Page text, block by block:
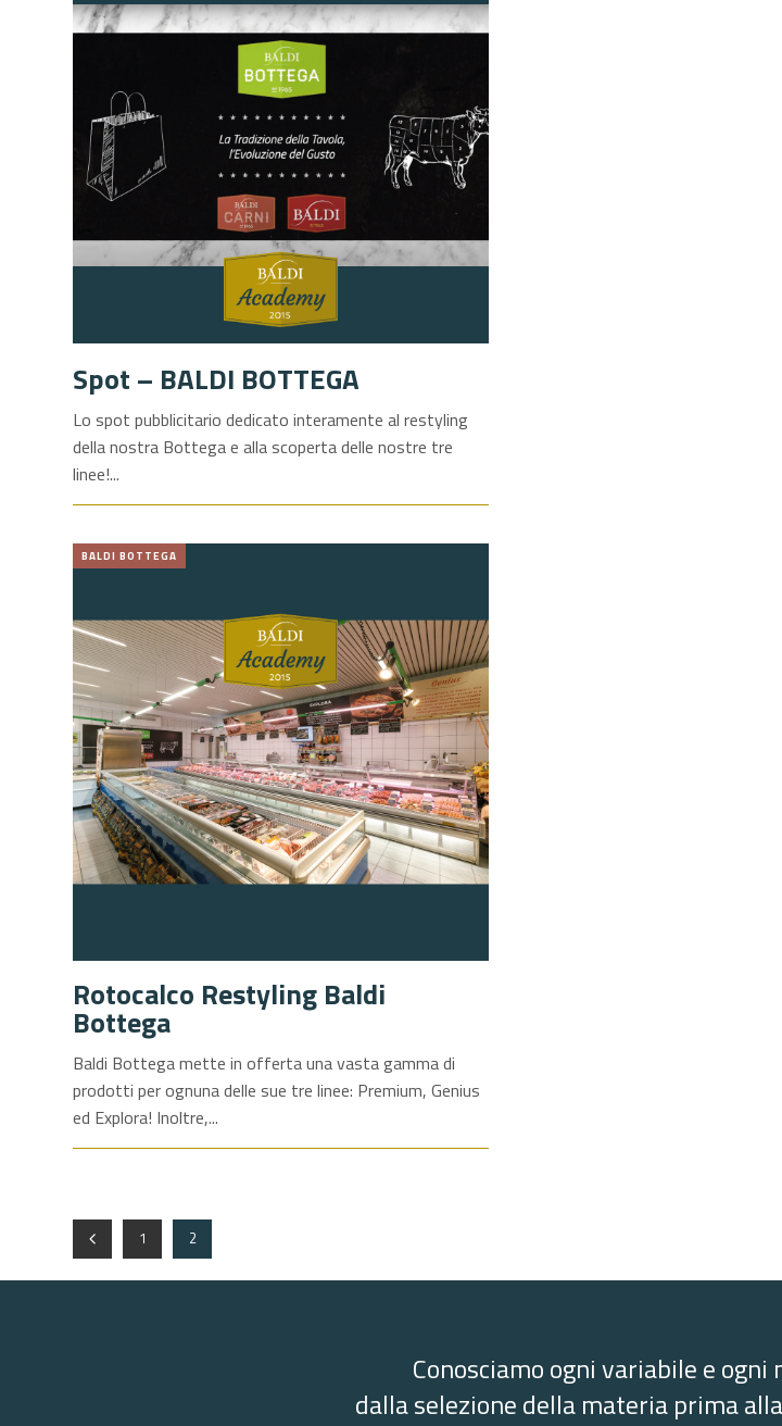
Spot – BALDI BOTTEGA
Lo spot pubblicitario dedicato interamente al restyling
della nostra Bottega e alla scoperta delle nostre tre
linee!
BALDI BOTTEGA
Rotocalco Restyling Baldi
Bottega
Baldi Bottega mette in offerta una vasta gamma di
prodotti per ognuna delle sue tre linee: Premium, Genius
ed Explora! Inoltre,
1 2
Conosciamo ogni variabile e ogni
dalla selezione della materia prima